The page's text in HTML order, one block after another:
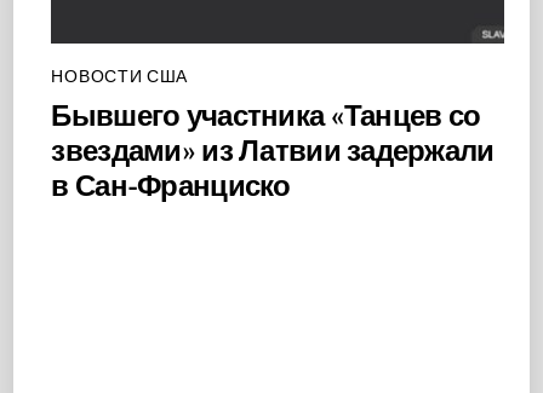
НОВОСТИ США
Бывшего участника «Танцев со
звездами» из Латвии задержали
в Сан-Франциско